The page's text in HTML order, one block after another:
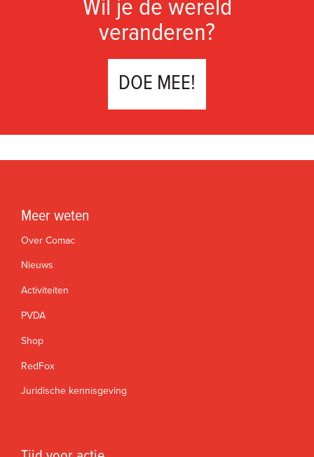
Wil je de wereld
veranderen?
DOE MEE!
Meer weten
Over Comac
Nieuws
Activiteiten
PVDA
Shop
RedFox
Juridische kennisgeving